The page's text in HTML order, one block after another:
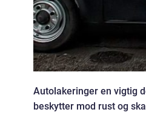
Autolakeringer en vigtig
beskytter mod rust og